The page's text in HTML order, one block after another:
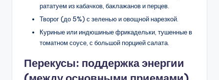
рататуем из кабачков, баклажанов и перцев.
Творог (до 5%) с зеленью и овощной нарезкой.
Куриные или индюшиные фрикадельки, тушенные в
томатном соусе, с большой порцией салата.
Перекусы: поддержка энергии